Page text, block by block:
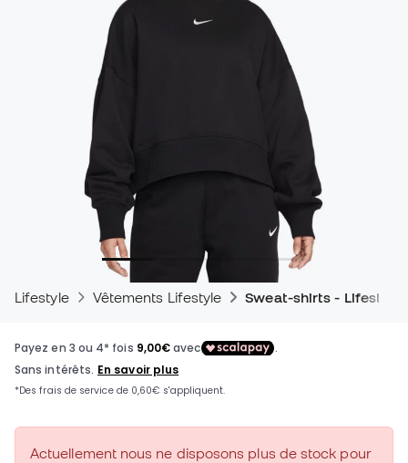
Lifestyle Vêtements Lifestyle Sweat-shirts - Lifestyle
Actuellement nous ne disposons plus de stock pour